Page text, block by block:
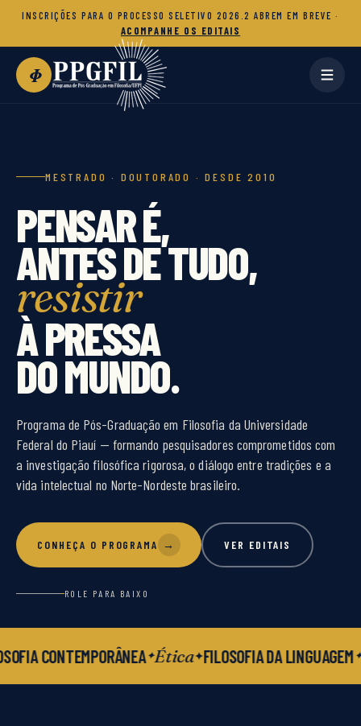
INSCRIÇÕES PARA O PROCESSO SELETIVO 2026.2 ABREM EM BREVE ·
ACOMPANHE OS EDITAIS
Φ
MESTRADO · DOUTORADO · DESDE 2010
PENSAR É,
ANTES DE TUDO,
resistir
À PRESSA
DO MUNDO.
Programa de Pós-Graduação em Filosofia da Universidade
Federal do Piauí — formando pesquisadores comprometidos com
a investigação filosófica rigorosa, o diálogo entre tradições e a
vida intelectual no Norte-Nordeste brasileiro.
CONHEÇA O PROGRAMA → VER EDITAIS
ROLE PARA BAIXO
CONTEMPORÂNEA Ética FILOSOFIA DA LINGUAGEM